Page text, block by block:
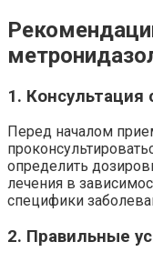
1. Консультация
Перед началом
определить
лечения в
специфики
2. Правильные